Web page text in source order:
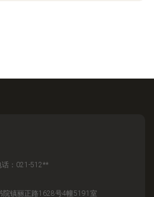
话：021-512**
院镇丽正路1628号4幢5191室